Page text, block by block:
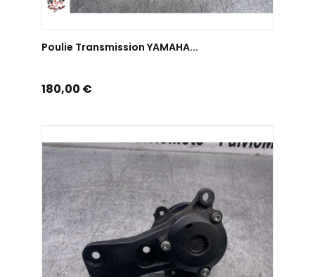
Poulie Transmission YAMAHA...
Prix
180,00 €